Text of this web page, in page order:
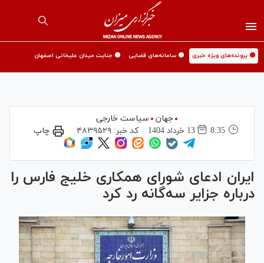
🟡 پرونده‌های ویژه خبری 🟡 سامانه‌های قضایی 🟡 جنایت میدان علیخانی اصفهان
جهان
سیاست خارجی
8:35
13 خرداد 1404 کد خبر:۴۸۳۹۵۲۹ چاپ
ایران ادعای شورای همکاری خلیج فارس را
درباره جزایر سه‌گانه رد کرد